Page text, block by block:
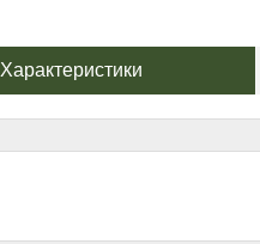
Характеристики